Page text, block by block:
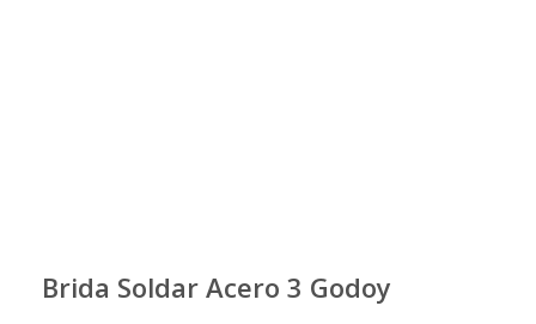
Brida Soldar Acero 3 Godoy